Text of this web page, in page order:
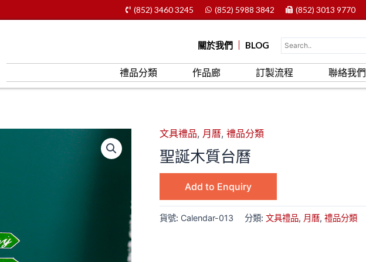
(852) 3460 3245 (852) 5988 3842 (852) 3013 9770
關於我們 BLOG
禮品分類 作品廊 訂製流程 聯絡我們
文具禮品, 月曆, 禮品分類
聖誕木質台曆
Add to Enquiry
貨號: Calendar-013 分類: 文具禮品, 月曆, 禮品分類